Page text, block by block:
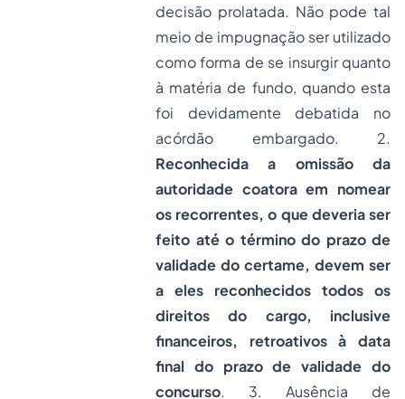
decisão prolatada. Não pode tal
meio de impugnação ser utilizado
como forma de se insurgir quanto
à matéria de fundo, quando esta
foi devidamente debatida no
acórdão embargado. 2.
Reconhecida a omissão da
autoridade coatora em nomear
os recorrentes, o que deveria ser
feito até o término do prazo de
validade do certame, devem ser
a eles reconhecidos todos os
direitos do cargo, inclusive
financeiros, retroativos à data
final do prazo de validade do
concurso. 3. Ausência de